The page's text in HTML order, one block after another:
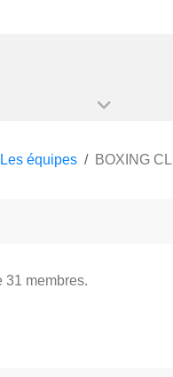
Les équipes BOXING
31 membres.